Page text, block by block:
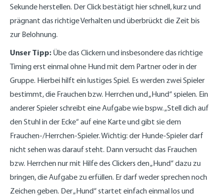
Sekunde herstellen. Der Click bestätigt hier schnell, kurz und
prägnant das richtige Verhalten und überbrückt die Zeit bis
zur Belohnung.
Unser Tipp: Übe das Clickern und insbesondere das richtige
Timing erst einmal ohne Hund mit dem Partner oder in der
Gruppe. Hierbei hilft ein lustiges Spiel. Es werden zwei Spieler
bestimmt, die Frauchen bzw. Herrchen und „Hund“ spielen. Ein
anderer Spieler schreibt eine Aufgabe wie bspw. „Stell dich auf
den Stuhl in der Ecke“ auf eine Karte und gibt sie dem
Frauchen-/Herrchen-Spieler. Wichtig: der Hunde-Spieler darf
nicht sehen was darauf steht. Dann versucht das Frauchen
bzw. Herrchen nur mit Hilfe des Clickers den „Hund“ dazu zu
bringen, die Aufgabe zu erfüllen. Er darf weder sprechen noch
Zeichen geben. Der „Hund“ startet einfach einmal los und